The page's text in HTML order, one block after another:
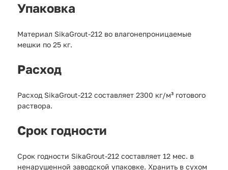
Упаковка
Материал SikaGrout-212 во влагонепроницаемые
мешки по 25 кг.
Расход
Расход SikaGrout-212 составляет 2300 кг/м³ готового
раствора.
Срок годности
Срок годности SikaGrout-212 составляет 12 мес. в
ненарушенной заводской упаковке. Хранить в сухом